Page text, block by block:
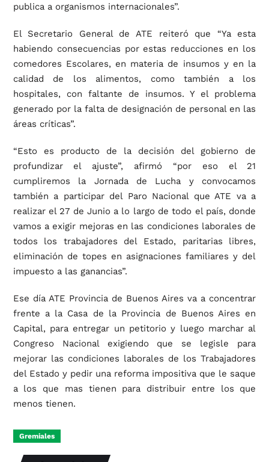
publica a organismos internacionales”.
El Secretario General de ATE reiteró que “Ya esta
habiendo consecuencias por estas reducciones en los
comedores Escolares, en materia de insumos y en la
calidad de los alimentos, como también a los
hospitales, con faltante de insumos. Y el problema
generado por la falta de designación de personal en las
áreas críticas”.
“Esto es producto de la decisión del gobierno de
profundizar el ajuste”, afirmó “por eso el 21
cumpliremos la Jornada de Lucha y convocamos
también a participar del Paro Nacional que ATE va a
realizar el 27 de Junio a lo largo de todo el país, donde
vamos a exigir mejoras en las condiciones laborales de
todos los trabajadores del Estado, paritarias libres,
eliminación de topes en asignaciones familiares y del
impuesto a las ganancias”.
Ese día ATE Provincia de Buenos Aires va a concentrar
frente a la Casa de la Provincia de Buenos Aires en
Capital, para entregar un petitorio y luego marchar al
Congreso Nacional exigiendo que se legisle para
mejorar las condiciones laborales de los Trabajadores
del Estado y pedir una reforma impositiva que le saque
a los que mas tienen para distribuir entre los que
menos tienen.
Gremiales